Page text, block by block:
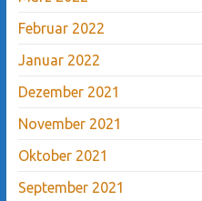
Februar 2022
Januar 2022
Dezember 2021
November 2021
Oktober 2021
September 2021